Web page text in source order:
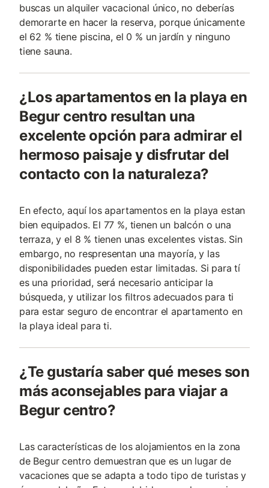
buscas un alquiler vacacional único, no deberías
demorarte en hacer la reserva, porque únicamente
el 62 % tiene piscina, el 0 % un jardín y ninguno
tiene sauna.
¿Los apartamentos en la playa en
Begur centro resultan una
excelente opción para admirar el
hermoso paisaje y disfrutar del
contacto con la naturaleza?
En efecto, aquí los apartamentos en la playa estan
bien equipados. El 77 %, tienen un balcón o una
terraza, y el 8 % tienen unas excelentes vistas. Sin
embargo, no respresentan una mayoría, y las
disponibilidades pueden estar limitadas. Si para tí
es una prioridad, será necesario anticipar la
búsqueda, y utilizar los filtros adecuados para ti
para estar seguro de encontrar el apartamento en
la playa ideal para ti.
¿Te gustaría saber qué meses son
más aconsejables para viajar a
Begur centro?
Las características de los alojamientos en la zona
de Begur centro demuestran que es un lugar de
vacaciones que se adapta a todo tipo de turistas y